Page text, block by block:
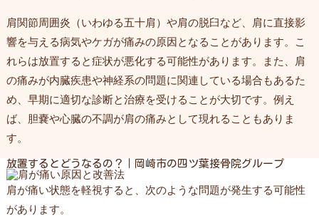
肩関節周囲炎（いわゆる五十肩）や肩の脱臼など、肩に直接影
響を与える病気やケガが痛みの原因となることがあります。こ
れらは放置すると症状が悪化する可能性があります。また、肩
の痛みが内臓疾患や神経系の問題に関連している場合もあるた
め、早期に適切な診断と治療を受けることが大切です。例え
ば、胆嚢や心臓の不調が肩の痛みとして現れることもありま
す。
放置するとどうなるの？｜岡崎市の四ツ葉接骨院グループ
肩が痛い状態を軽視すると、次のような問題が発生する可能性
があります。